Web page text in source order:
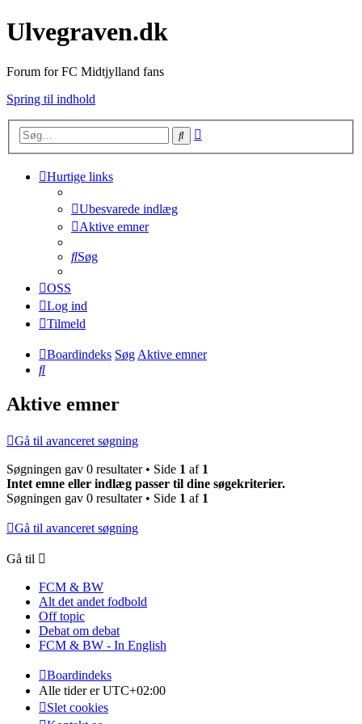
Ulvegraven.dk
Forum for FC Midtjylland fans
Spring til indhold
Søg
Hurtige links
Ubesvarede indlæg
Aktive emner
Søg
OSS
Log ind
Tilmeld
Boardindeks SøgAktive emner
Søg
Aktive emner
Gå til avanceret søgning
Søgningen gav 0 resultater • Side 1 af 1
Intet emne eller indlæg passer til dine søgekriterier.
Søgningen gav 0 resultater • Side 1 af 1
Gå til avanceret søgning
Gå til
FCM & BW
Alt det andet fodbold
Off topic
Debat om debat
FCM & BW - In English
Boardindeks
Alle tider erUTC+02:00
Slet cookies